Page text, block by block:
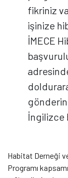
fikriniz
işinize
İMECE
Habitat Derneği
Programı